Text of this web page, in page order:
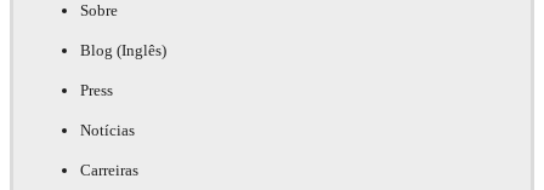
Sobre
Blog (Inglês)
Press
Notícias
Carreiras